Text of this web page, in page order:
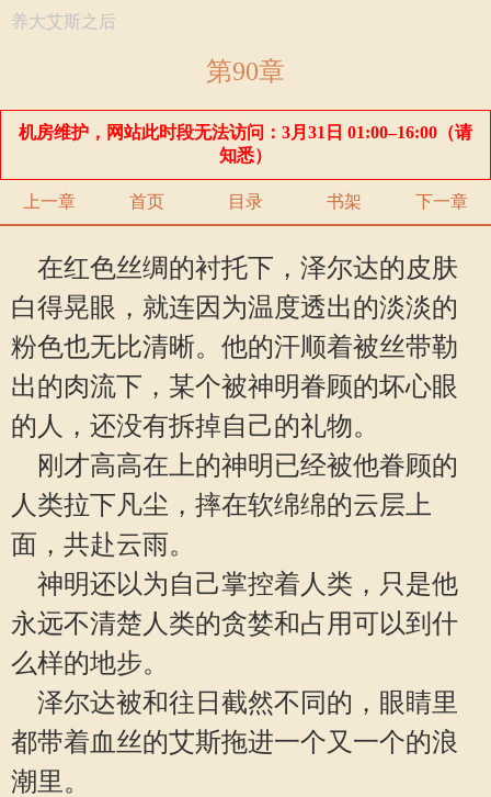
养大艾斯之后
第90章
机房维护，网站此时段无法访问：3月31日 01:00–16:00（请
知悉）
上一章 首页 目录 书架 下一章
在红色丝绸的衬托下，泽尔达的皮肤
白得晃眼，就连因为温度透出的淡淡的
粉色也无比清晰。他的汗顺着被丝带勒
出的肉流下，某个被神明眷顾的坏心眼
的人，还没有拆掉自己的礼物。
刚才高高在上的神明已经被他眷顾的
人类拉下凡尘，摔在软绵绵的云层上
面，共赴云雨。
神明还以为自己掌控着人类，只是他
永远不清楚人类的贪婪和占用可以到什
么样的地步。
泽尔达被和往日截然不同的，眼睛里
都带着血丝的艾斯拖进一个又一个的浪
潮里。